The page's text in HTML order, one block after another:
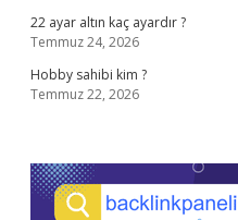
22 ayar altın kaç ayardır ?
Temmuz 24, 2026
Hobby sahibi kim ?
Temmuz 22, 2026